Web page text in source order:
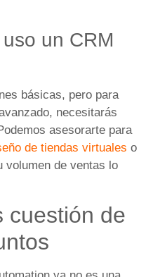
un CRM
básicas, pero para
necesitarás
asesorarte para
de tiendas virtuales o
volumen de ventas lo
cuestión de